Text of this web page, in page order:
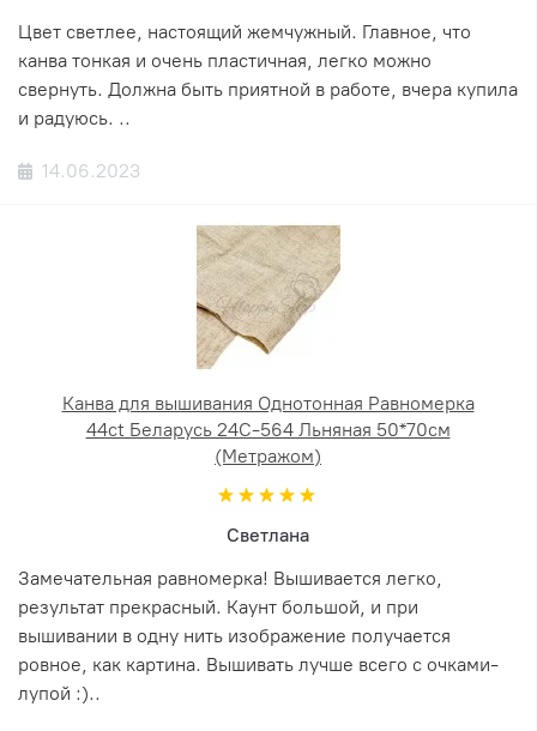
Цвет светлее, настоящий жемчужный. Главное, что
канва тонкая и очень пластичная, легко можно
свернуть. Должна быть приятной в работе, вчера купила
и радуюсь. ..
14.06.2023
Канва для вышивания Однотонная Равномерка
44ct Беларусь 24С-564 Льняная 50*70см
(Метражом)
Светлана
Замечательная равномерка! Вышивается легко,
результат прекрасный. Каунт большой, и при
вышивании в одну нить изображение получается
ровное, как картина. Вышивать лучше всего с очками-
лупой :)..